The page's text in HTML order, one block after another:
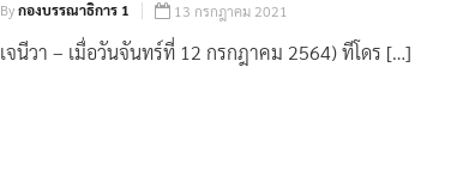
Byกองบรรณาธิการ 1 13 กรกฎาคม 2021
เจนีวา – เมื่อวันจันทร์ที่ 12 กรกฎาคม 2564) ทีโดร […]